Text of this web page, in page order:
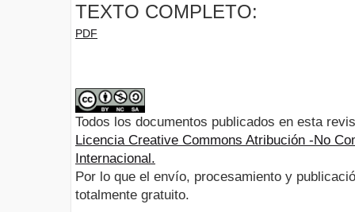
TEXTO COMPLETO:
PDF
Todos los documentos publicados en esta
Licencia Creative Commons Atribución -No
Internacional.
Por lo que el envío, procesamiento y
totalmente gratuito.